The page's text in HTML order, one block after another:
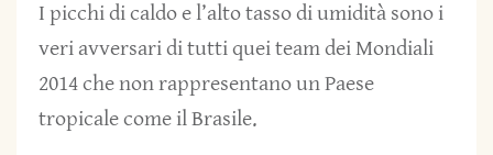
I picchi di caldo e l’alto tasso di umidità sono i
veri avversari di tutti quei team dei Mondiali
2014 che non rappresentano un Paese
tropicale come il Brasile.